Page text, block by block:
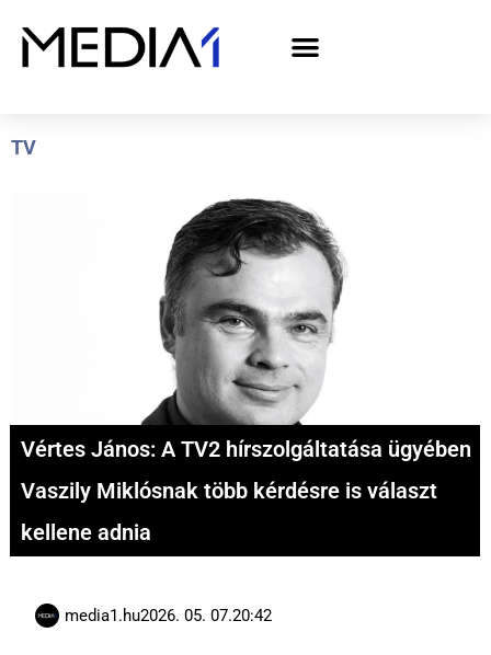
TV
Vértes János: A TV2 hírszolgáltatása ügyében
Vaszily Miklósnak több kérdésre is választ
kellene adnia
media1.hu2026. 05. 07.20:42